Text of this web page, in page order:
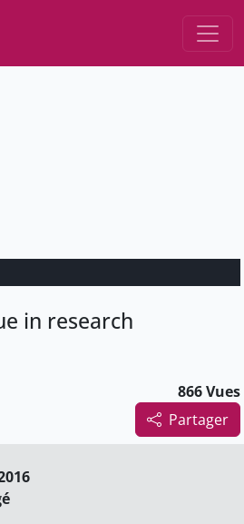
in research
866 Vues
Partager